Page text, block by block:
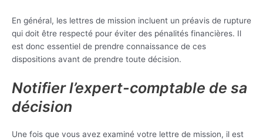
En général, les lettres de mission incluent un préavis de rupture
qui doit être respecté pour éviter des pénalités financières. Il
est donc essentiel de prendre connaissance de ces
dispositions avant de prendre toute décision.
Notifier l’expert-comptable de sa
décision
Une fois que vous avez examiné votre lettre de mission, il est